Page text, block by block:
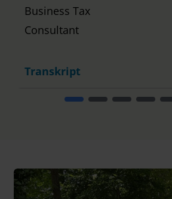
Business Tax
Consultant
Transkript